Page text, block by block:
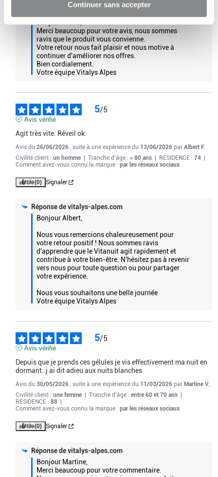
modifier votre choix et retirer votre consentement.
Continuer sans accepter
Extrait de partie aérienne de passiflore (Passiflora incarnata) ;
gélule d'origine végétale (hydroxypropylmethylcellulose) ; extrait
de racine de valériane (Valeriana officinalis- support :
maltodextrine ; antiagglomérant : dioxyde de silicium [nano]) ;
extrait de partie aérienne d'escholtzia (
support : maltodextrine) ; antiagglomérant : dioxyde de silicium
d'acides gras ; mélatonine.
Extrait de partie aérienne de passiflore : 400 mg - EPS* 800 mg
Extrait de racine de valériane : 120 mg - EPS* 480 mg
Extrait de partie aérienne d'escholtzia : 90 mg - EPS* 270 mg
Extrait de feuille de mélisse : 60 mg - EPS* 3 000 mg
Poids net : 17 gr
La mélatonine et la valériane contribuent à réduire le temps
d'endormissement.
La passiflore, la valériane, l'escholtzia et la mélisse aident à
maintenir un sommeil de qualité, bon et sain.
Bonjour Pierre,
Merci beaucoup pour votre avis, nous sommes
ravis que le produit vous convienne.
Votre retour nous fait plaisir et nous motive à
continuer d'améliorer nos offres.
Bien cordialement.
Votre équipe Vitalys Alpes
5/5
Avis vérifié
Agit très vite. Réveil ok
Avis du26/06/2026 , suite à une expérience du 13/06/2026 parAlbert F.
Civilité client :un homme Tranche d’âge :> 80 ans RESIDENCE :74
Comment avez-vous connu la marque :par les réseaux sociaux
Utile(0) Signaler
Réponse devitalys-alpes.com
Bonjour Albert,
Nous vous remercions chaleureusement pour
votre retour positif ! Nous sommes ravis
d'apprendre que le Vitanuit agit rapidement et
contribue à votre bien-être. N'hésitez pas à revenir
vers nous pour toute question ou pour partager
votre expérience.
Nous vous souhaitons une belle journée
Votre équipe Vitalys Alpes
5/5
Avis vérifié
Depuis que je prends ces gélules je vis effectivement ma nuit en
dormant..j ai dit adieu aux nuits blanches
Avis du30/05/2026 , suite à une expérience du 11/03/2026 par Martine V.
Civilité client :une femme Tranche d’âge :entre 60 et 70 ans
RESIDENCE :88
Comment avez-vous connu la marque :par les réseaux sociaux
Utile(0) Signaler
Réponse devitalys-alpes.com
Bonjour Martine,
Merci beaucoup pour votre commentaire.